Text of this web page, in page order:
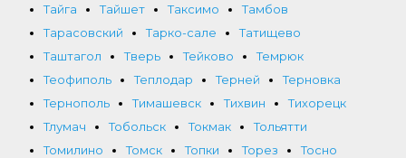
Тайга
Тайшет Таксимо
Тамбов
Тарасовский
Тарко-сале
Татищево
Таштагол
Тверь Тейково
Темрюк
Теофиполь
Теплодар Терней
Терновка
Тернополь
Тимашевск Тихвин
Тихорецк
Тлумач
Тобольск Токмак
Тольятти
Томилино
Томск Топки Торез
Тосно